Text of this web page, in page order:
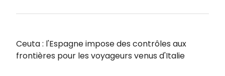
Ceuta : l'Espagne impose des contrôles aux
frontières pour les voyageurs venus d'Italie